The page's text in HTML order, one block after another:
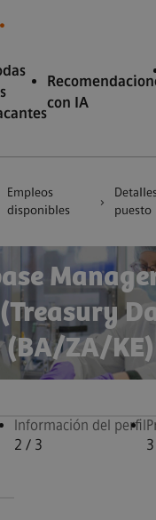
con IA
Empleos
disponibles
puesto
(BA/ZA/
Información del perfil
2 / 3
3